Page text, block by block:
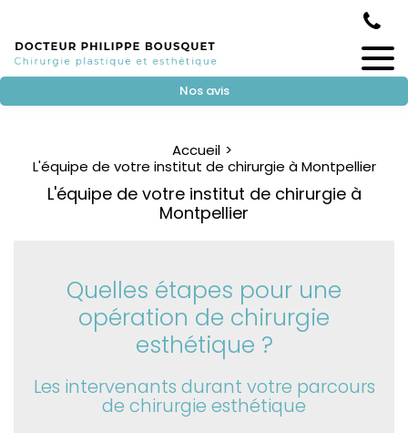
Nos avis
Accueil
L'équipe de votre institut de chirurgie à Montpellier
L'équipe de votre institut de chirurgie à
Montpellier
Quelles étapes pour une
opération de chirurgie
esthétique ?
Les intervenants durant votre parcours
de chirurgie esthétique